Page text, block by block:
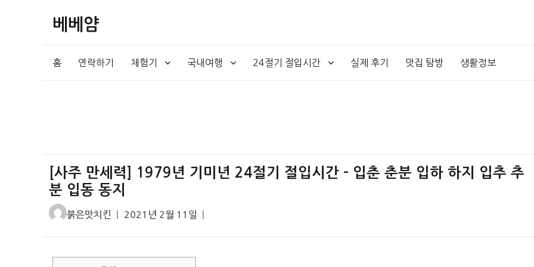
베베얌
홈 연락하기 체험기 국내여행 24절기 절입시간 실제 후기 맛집 탐방 생활정보
[사주 만세력] 1979년 기미년 24절기 절입시간 – 입춘 춘분 입하 하지 입추 추
분 입동 동지
글
붉은맛치킨
작
자
2021년 2월 11일